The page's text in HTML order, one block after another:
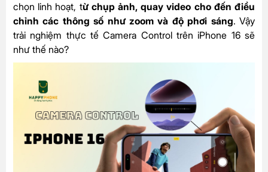
chọn linh hoạt, từ chụp ảnh, quay video cho đến điều
chỉnh các thông số như zoom và độ phơi sáng. Vậy
trải nghiệm thực tế Camera Control trên iPhone 16 sẽ
như thế nào?